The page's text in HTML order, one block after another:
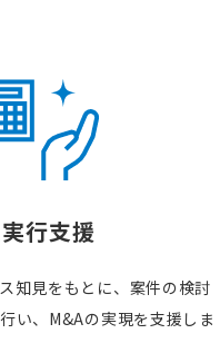
実行支援
知見をもとに、案件の検討
い、M&Aの実現を支援しま